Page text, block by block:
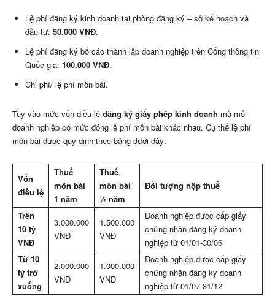
Lệ phí đăng ký kinh doanh tại phòng đăng ký – sở kế hoạch và
đầu tư: 50.000 VNĐ.
Lệ phí đăng ký bố cáo thành lập doanh nghiệp trên Cổng thông tin
Quốc gia: 100.000 VNĐ.
Chi phí/ lệ phí môn bài.
Tùy vào mức vốn điều lệ đăng ký giấy phép kinh doanh mà mỗi
doanh nghiệp có mức đóng lệ phí môn bài khác nhau. Cụ thể lệ phí
môn bài được quy định theo bảng dưới đây:
Vốn
điều lệ
Thuế
môn bài
1 năm
Thuế
môn bài
½ năm
Đối tượng nộp thuế
Trên
10 tỷ
VNĐ
3.000.000
VNĐ
1.500.000
VNĐ
Doanh nghiệp được cấp giấy
chứng nhận đăng ký doanh
nghiệp từ 01/01-30/06
Từ 10
tỷ trở
xuống
2.000.000
VNĐ
1.000.000
VNĐ
Doanh nghiệp được cấp giấy
chứng nhận đăng ký doanh
nghiệp từ 01/07-31/12